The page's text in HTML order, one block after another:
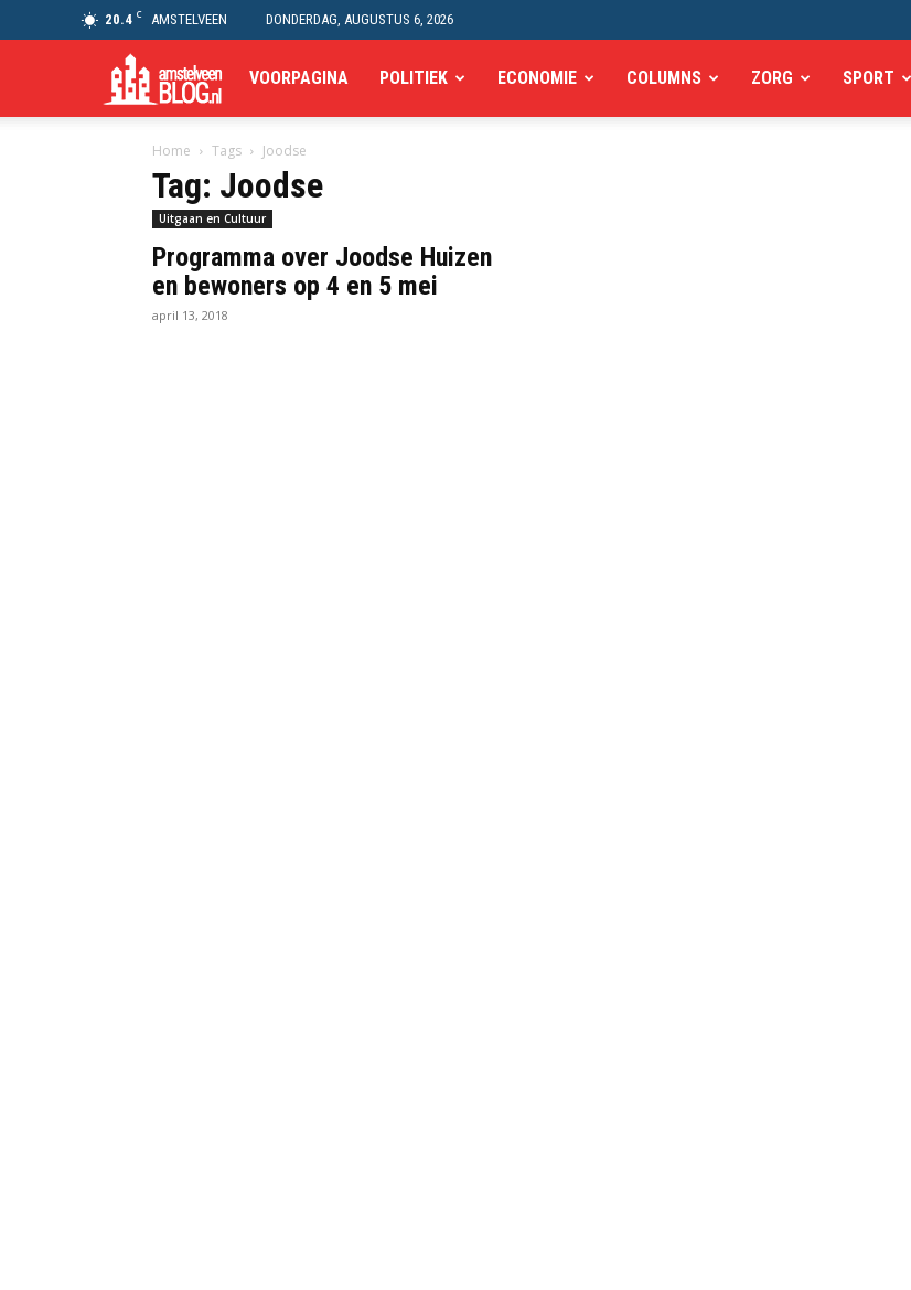
20.4 C AMSTELVEEN DONDERDAG, AUGUSTUS 6, 2026
Amstelveen
Blog
VOORPAGINA POLITIEK ECONOMIE COLUMNS ZORG SPORT
Home Tags Joodse
Tag: Joodse
Uitgaan en Cultuur
Programma over Joodse Huizen
en bewoners op 4 en 5 mei
april 13, 2018